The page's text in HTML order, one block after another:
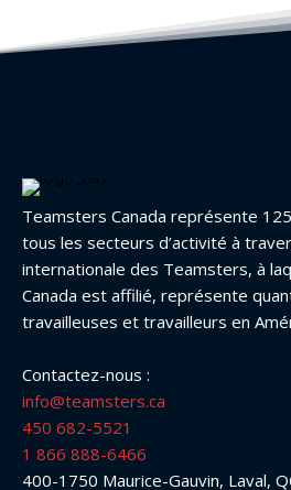
Teamsters Canada représente
tous les secteurs d’activité à
internationale des Teamsters, à
Canada est affilié, représente
travailleuses et travailleurs en
Contactez-nous :
info@teamsters.ca
450 682-5521
1 866 888-6466
400-1750 Maurice-Gauvin, Laval,